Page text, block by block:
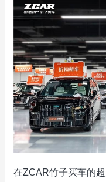
在ZCAR竹子买车的